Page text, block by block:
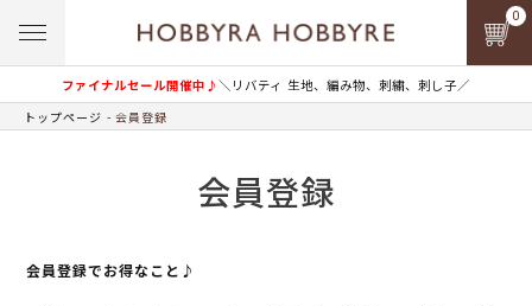
ファイナルセール開催中♪＼リバティ 生地、編み物、刺繍、刺し子／
0
トップページ 会員登録
会員登録
会員登録でお得なこと♪